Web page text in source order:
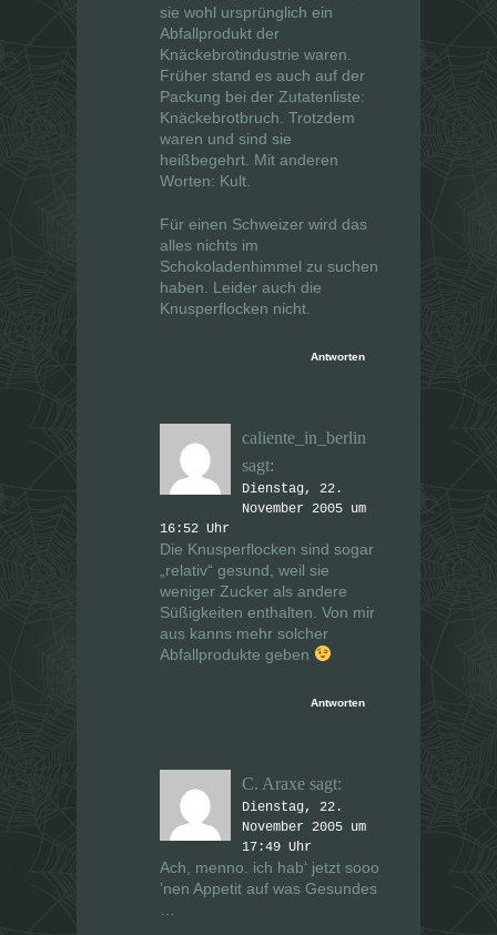
sie wohl ursprünglich ein
Abfallprodukt der
Knäckebrotindustrie waren.
Früher stand es auch auf der
Packung bei der Zutatenliste:
Knäckebrotbruch. Trotzdem
waren und sind sie
heißbegehrt. Mit anderen
Worten: Kult.
Für einen Schweizer wird das
alles nichts im
Schokoladenhimmel zu suchen
haben. Leider auch die
Knusperflocken nicht.
Antworten
caliente_in_berlin
sagt:
Dienstag, 22.
November 2005 um
16:52 Uhr
Die Knusperflocken sind sogar
„relativ“ gesund, weil sie
weniger Zucker als andere
Süßigkeiten enthalten. Von mir
aus kanns mehr solcher
Abfallprodukte geben
Antworten
C. Araxe sagt:
Dienstag, 22.
November 2005 um
17:49 Uhr
Ach, menno. ich hab‘ jetzt sooo
’nen Appetit auf was Gesundes